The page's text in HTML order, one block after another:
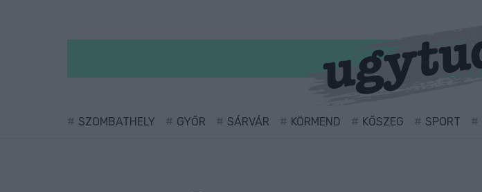
SZOMBATHELY GYŐR SÁRVÁR KÖRMEND KŐSZEG SPORT